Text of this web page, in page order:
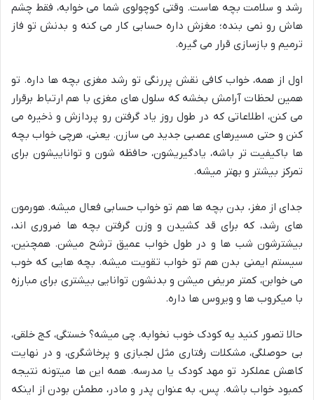
رشد و سلامت بچه هاست. وقتی کوچولوی شما می خوابه، فقط چشم
هاش رو نمی بنده؛ مغزش داره حسابی کار می کنه و بدنش تو فاز
ترمیم و بازسازی قرار می گیره.
اول از همه، خواب کافی نقش پررنگی تو رشد مغزی بچه ها داره. تو
همین لحظات آرامش بخشه که سلول های مغزی با هم ارتباط برقرار
می کنن، اطلاعاتی که در طول روز یاد گرفتن رو پردازش و ذخیره می
کنن و حتی مسیرهای عصبی جدید می سازن. یعنی، هرچی خواب بچه
ها باکیفیت تر باشه، یادگیریشون، حافظه شون و تواناییشون برای
تمرکز بیشتر و بهتر میشه.
جدای از مغز، بدن بچه ها هم تو خواب حسابی فعال میشه. هورمون
های رشد، که برای قد کشیدن و وزن گرفتن بچه ها ضروری اند،
بیشترشون شب ها و در طول خواب عمیق ترشح میشن. همچنین،
سیستم ایمنی بدن هم تو خواب تقویت میشه. بچه هایی که خوب
می خوابن، کمتر مریض میشن و بدنشون توانایی بیشتری برای مبارزه
با میکروب ها و ویروس ها داره.
حالا تصور کنید یه کودک خوب نخوابه. چی میشه؟ خستگی، کج خلقی،
بی حوصلگی، مشکلات رفتاری مثل لجبازی و پرخاشگری، و در نهایت
کاهش عملکرد تو مهد کودک یا مدرسه. همه این ها میتونه نتیجه
کمبود خواب باشه. پس، به عنوان پدر و مادر، مطمئن بودن از اینکه